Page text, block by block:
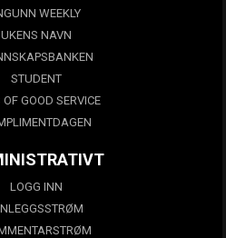
WEEKLY
UKENS NAVN
STUDENT
OF GOOD SERVICE
LOGG INN